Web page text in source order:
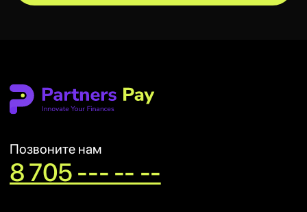
УчастникAstana Hub
Лицензия Платежной организации
Оставить заявку